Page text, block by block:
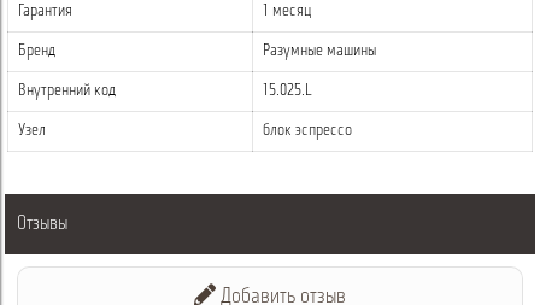
Гарантия 1 месяц
Бренд Разумные машины
Внутренний код 15.025.L
Узел блок эспрессо
Отзывы
Добавить отзыв